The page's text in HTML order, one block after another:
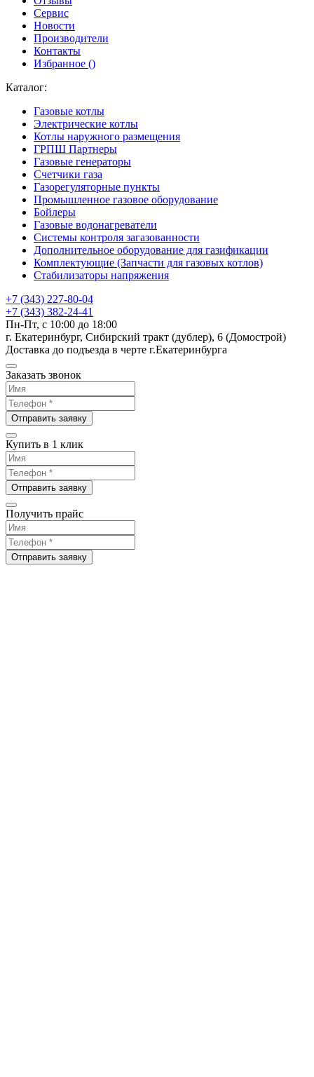
Сервис
Новости
Производители
Контакты
Избранное ()
Каталог:
Газовые котлы
Электрические котлы
Котлы наружного размещения
ГРПШ Партнеры
Газовые генераторы
Счетчики газа
Газорегуляторные пункты
Промышленное газовое оборудование
Бойлеры
Газовые водонагреватели
Системы контроля загазованности
Дополнительное оборудование для газификации
Комплектующие (Запчасти для газовых котлов)
Стабилизаторы напряжения
+7 (343) 227-80-04
+7 (343) 382-24-41
Пн-Пт, с 10:00 до 18:00
г. Екатеринбург, Сибирский тракт (дублер), 6 (Домострой)
Доставка до подъезда в черте г.Екатеринбурга
Заказать звонок
Отправить заявку
Купить в 1 клик
Отправить заявку
Получить прайс
Отправить заявку